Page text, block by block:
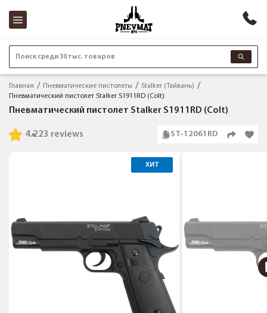
Поиск среди 30 тыс. товаров
Главная Пневматические пистолеты
Stalker (Тайвань)
Пневматический пистолет Stalker S1911RD (Colt)
Пневматический пистолет Stalker S1911RD (Colt)
23 reviews
4.2 ST-12061RD
ХИТ